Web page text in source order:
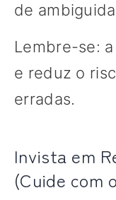
de
Lembre-se:
e reduz o
erradas.
Invista em
(Cuide com